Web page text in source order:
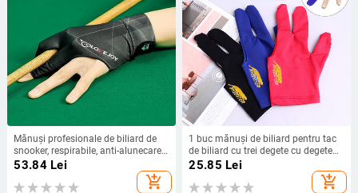
Mănuși profesionale de biliard de
snooker, respirabile, anti-alunecare,
rezistente la uzură, mănuși de
antrenament de biliard cu degetele
despicate, accesorii
53.84Lei
add_shopping_cart
1 buc mănuși de biliard pentru tac
de biliard cu trei degete cu degete
întregi pentru mâna stângă, țesături
lycra, broderie, accesoriu de biliard
nou
25.85 Lei
add_shopping_cart